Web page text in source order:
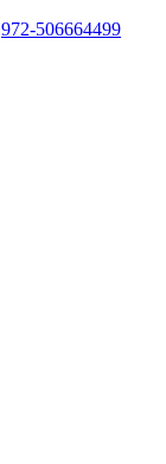
972-506664499